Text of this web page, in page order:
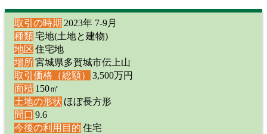
取引の時期 2023年 7-9月
種類 宅地(土地と建物)
地区 住宅地
場所宮城県多賀城市伝上山
取引価格（総額）
3,500万円
面積 150㎡
土地の形状 ほぼ長方形
間口 9.6
今後の利用目的 住宅